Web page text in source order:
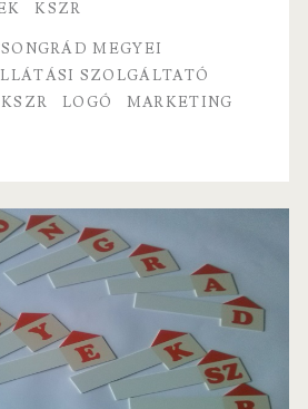
KSZR
MEGYEI
SZOLGÁLTATÓ
KSZR LOGÓ
MARKETING